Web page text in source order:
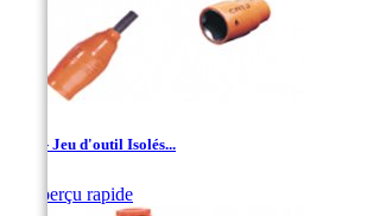
1/4'' - Jeu d'outil Isolés...
Aperçu rapide